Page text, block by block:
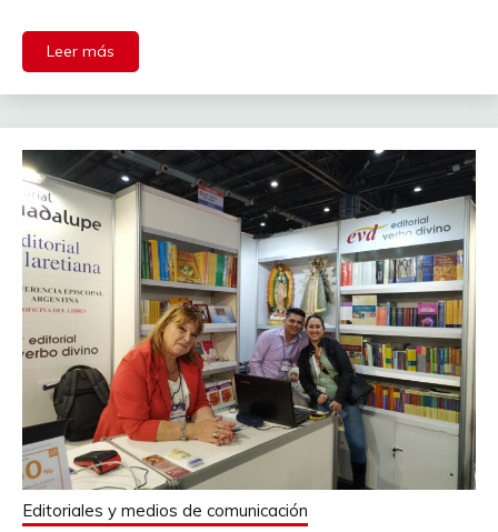
Leer más
Editoriales y medios de comunicación